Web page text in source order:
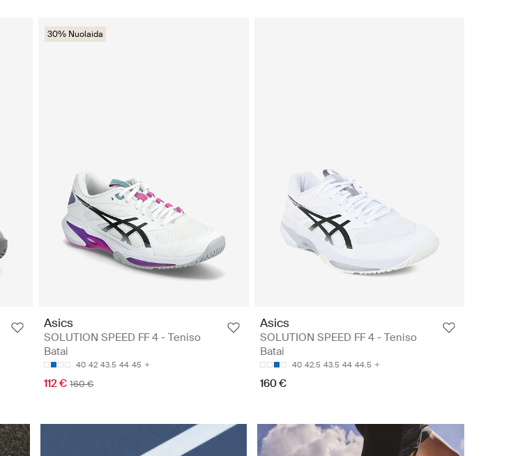
30% Nuolaida
Asics
SOLUTION SPEED FF 4 - Teniso
Batai
40 42 43.5 44 45
112 € 160 €
Asics
SOLUTION SPEED FF 4 - Teniso
Batai
40 42.5 43.5 44 44.5
160 €